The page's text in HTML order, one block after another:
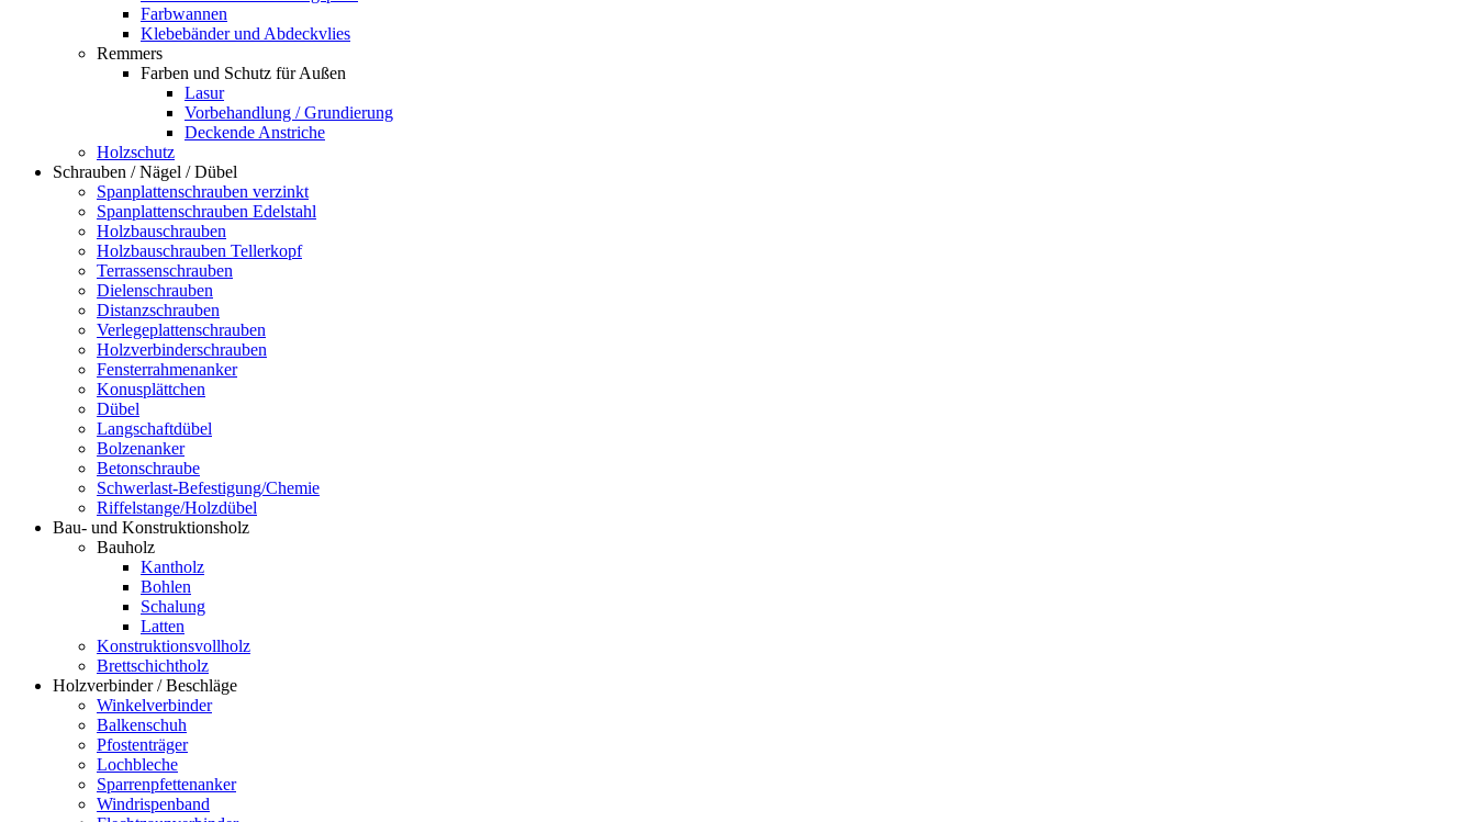
Farbwannen
Klebebänder und Abdeckvlies
Remmers
Farben und Schutz für Außen
Lasur
Vorbehandlung / Grundierung
Deckende Anstriche
Holzschutz
Schrauben / Nägel / Dübel
Spanplattenschrauben verzinkt
Spanplattenschrauben Edelstahl
Holzbauschrauben
Holzbauschrauben Tellerkopf
Terrassenschrauben
Dielenschrauben
Distanzschrauben
Verlegeplattenschrauben
Holzverbinderschrauben
Fensterrahmenanker
Konusplättchen
Dübel
Langschaftdübel
Bolzenanker
Betonschraube
Schwerlast-Befestigung/Chemie
Riffelstange/Holzdübel
Bau- und Konstruktionsholz
Bauholz
Kantholz
Bohlen
Schalung
Latten
Konstruktionsvollholz
Brettschichtholz
Holzverbinder / Beschläge
Winkelverbinder
Balkenschuh
Pfostenträger
Lochbleche
Sparrenpfettenanker
Windrispenband